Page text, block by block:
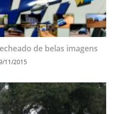
de belas imagens
11/2015